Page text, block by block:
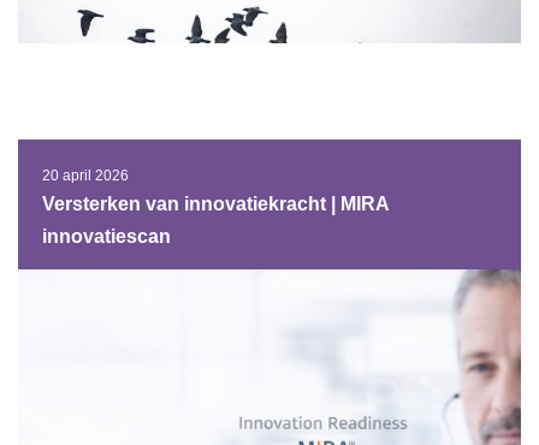
20 april 2026
Versterken van innovatiekracht | MIRA
innovatiescan